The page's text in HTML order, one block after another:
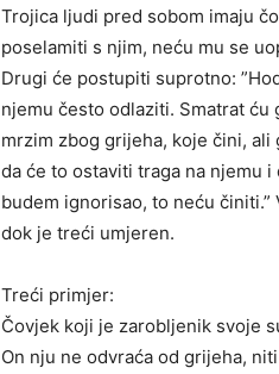
Trojica ljudi pred sobom imaju
poselamiti s njim, neću mu se
Drugi će postupiti suprotno:
njemu često odlaziti. Smatrat ću
mrzim zbog grijeha, koje čini, ali
da će to ostaviti traga na njemu
budem ignorisao, to neću
dok je treći umjeren.
Treći primjer:
Čovjek koji je zarobljenik svoje
On nju ne odvraća od grijeha,